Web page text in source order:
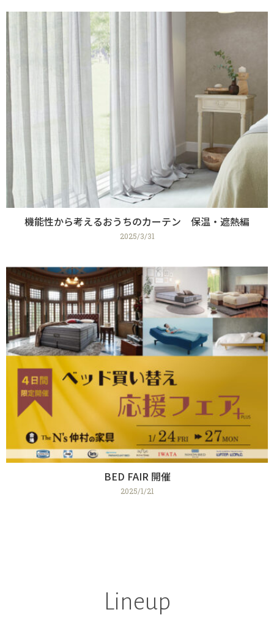
機能性から考えるおうちのカーテン 保温・遮熱編
2025/3/31
BED FAIR 開催
2025/1/21
Lineup